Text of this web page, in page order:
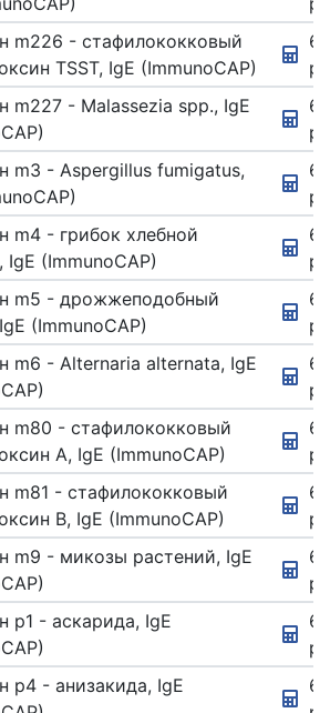
m226 - стафилококковый
TSST, IgE (ImmunoCAP)
m227 - Malassezia spp., IgE
m3 - Aspergillus fumigatus,
m4 - грибок хлебной
IgE (ImmunoCAP)
m5 - дрожжеподобный
(ImmunoCAP)
m6 - Alternaria alternata, IgE
m80 - стафилококковый
А, IgE (ImmunoCAP)
m81 - стафилококковый
B, IgE (ImmunoCAP)
m9 - микозы растений, IgE
p1 - аскарида, IgE
p4 - анизакида, IgE